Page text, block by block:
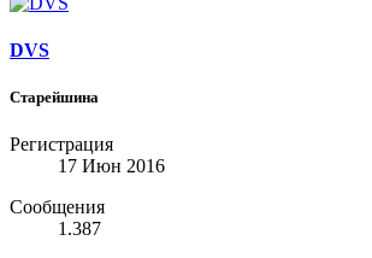
DVS
Старейшина
Регистрация
17 Июн 2016
Сообщения
1.387